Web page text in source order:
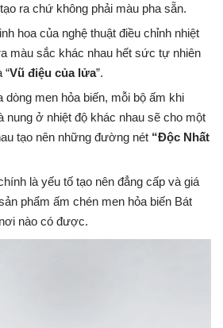
ra chứ không phải màu pha sẵn.
hoa của nghệ thuật điều chỉnh nhiệt
màu sắc khác nhau hết sức tự nhiên
“Vũ điệu của lửa”.
dòng men hỏa biến, mỗi bộ ấm khi
nung ở nhiệt độ khác nhau sẽ cho một
tạo nên những đường nét “Độc Nhất
là yếu tố tạo nên đẳng cấp và giá
phẩm ấm chén men hỏa biến Bát
nào có được.